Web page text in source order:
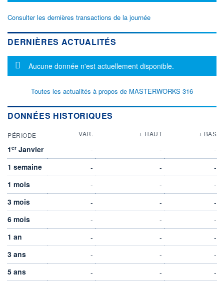
Consulter les dernières transactions de la journée
DERNIÈRES ACTUALITÉS
Message d'information
Aucune donnée n'est actuellement disponible.
Toutes les actualités à propos de MASTERWORKS 316
DONNÉES HISTORIQUES
PÉRIODE VAR. + HAUT + BAS
1er Janvier - -
-
1 semaine
- -
-
1 mois
- -
-
3 mois
- -
-
6 mois
- -
-
1 an
- -
-
3 ans
- -
-
5 ans
- -
-